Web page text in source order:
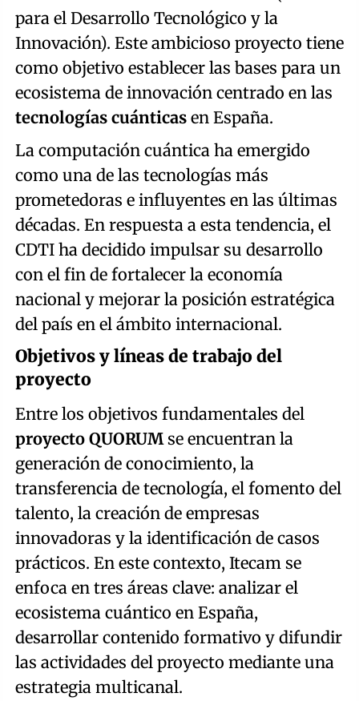
para el Desarrollo Tecnológico y la
Innovación). Este ambicioso proyecto tiene
como objetivo establecer las bases para un
ecosistema de innovación centrado en las
tecnologías cuánticas en España.
La computación cuántica ha emergido
como una de las tecnologías más
prometedoras e influyentes en las últimas
décadas. En respuesta a esta tendencia, el
CDTI ha decidido impulsar su desarrollo
con el fin de fortalecer la economía
nacional y mejorar la posición estratégica
del país en el ámbito internacional.
Objetivos y líneas de trabajo del
proyecto
Entre los objetivos fundamentales del
proyecto QUORUM se encuentran la
generación de conocimiento, la
transferencia de tecnología, el fomento del
talento, la creación de empresas
innovadoras y la identificación de casos
prácticos. En este contexto, Itecam se
enfoca en tres áreas clave: analizar el
ecosistema cuántico en España,
desarrollar contenido formativo y difundir
las actividades del proyecto mediante una
estrategia multicanal.